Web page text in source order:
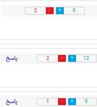
5
2
12
2 پاسخ
9
1 پاسخ